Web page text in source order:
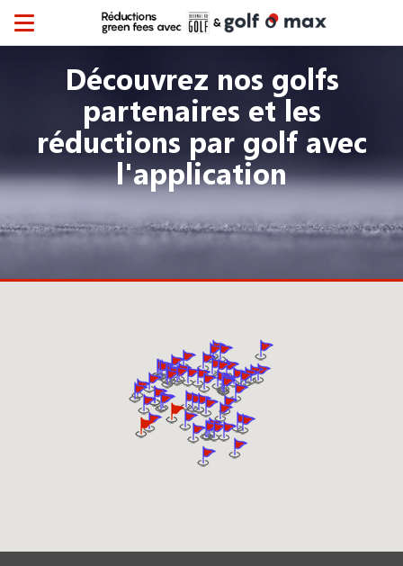
Toggle
Découvrez nos golfs
partenaires et les
réductions par golf avec
l'application